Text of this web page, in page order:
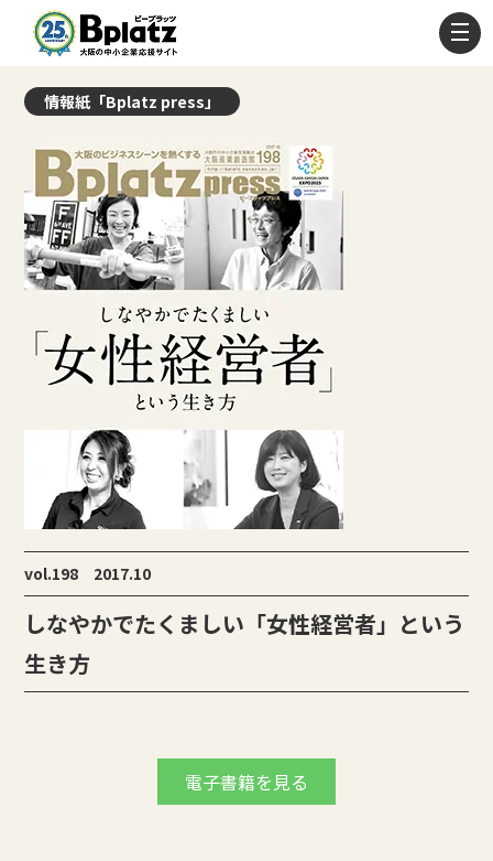
情報紙「Bplatz press」
vol.198 2017.10
しなやかでたくましい「女性経営者」という
生き方
電子書籍を見る